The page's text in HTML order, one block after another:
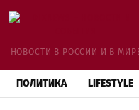
НОВОСТИ В РОССИИ И В
ПОЛИТИКА LIFESTYLE